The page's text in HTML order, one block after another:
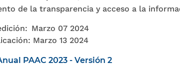
de la transparencia y acceso a la
Marzo 07 2024
Marzo 13 2024
PAAC 2023 - Versión 2